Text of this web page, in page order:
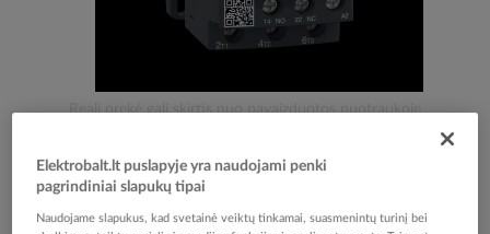
beginning
the
Reali prekė gali skirtis nuo pavaizduotos nuotraukoje
TeSys - SCHNEIDER ELECTRIC
Elektrobalt.lt puslapyje yra naudojami penki
pagrindiniai slapukų tipai
Naudojame slapukus, kad svetainė veiktų tinkamai, suasmenintų turinį bei